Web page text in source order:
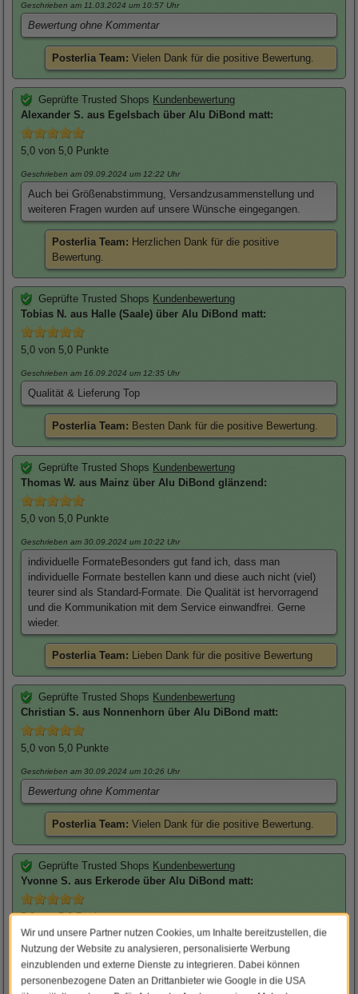
Geschrieben am 11.03.2024 um 10:57 Uhr
Bewertung ohne Kommentar
Posterlia Team: Vielen Dank für die positive Bewertung.
Geprüfte Trusted Shops Kundenbewertung
Alexander S. aus Egelsbach überAlu DiBond matt:
5,0 von 5,0 Punkte
Geschrieben am 09.09.2024 um 12:22 Uhr
Auch bei Größenabstimmung, Versandzusammenstellung und
weiteren Fragen wurden auf unsere Wünsche eingegangen.
Posterlia Team: Herzlichen Dank für die positive
Bewertung.
Geprüfte Trusted Shops Kundenbewertung
Tobias N. aus Halle (Saale) überAlu DiBond matt:
5,0 von 5,0 Punkte
Geschrieben am 16.09.2024 um 12:35 Uhr
Qualität & Lieferung Top
Posterlia Team: Besten Dank für die positive Bewertung.
Geprüfte Trusted Shops Kundenbewertung
Thomas W. aus Mainz überAlu DiBond glänzend :
5,0 von 5,0 Punkte
Geschrieben am 30.09.2024 um 10:22 Uhr
individuelle FormateBesonders gut fand ich, dass man
individuelle Formate bestellen kann und diese auch nicht (viel)
teurer sind als Standard-Formate. Die Qualität ist hervorragend
und die Kommunikation mit dem Service einwandfrei. Gerne
wieder.
Posterlia Team: Lieben Dank für die positive Bewertung
Geprüfte Trusted Shops Kundenbewertung
Christian S. aus Nonnenhorn überAlu DiBond matt:
5,0 von 5,0 Punkte
Geschrieben am 30.09.2024 um 10:26 Uhr
Bewertung ohne Kommentar
Posterlia Team: Vielen Dank für die positive Bewertung.
Geprüfte Trusted Shops Kundenbewertung
Yvonne S. aus Erkerode überAlu DiBond matt:
5,0von 5,0 Punkte
Zuverlässiger und freundlicher Kundenservicesehr freundliche
und zuverlässige telefonische Beratung, schneller Versand,
sichere Verpackung des großen BildesIch kann den Shop sehr
Wir und unsere Partner nutzen Cookies, um Inhalte bereitzustellen, die
Nutzung der Website zu analysieren, personalisierte Werbung
einzublenden und externe Dienste zu integrieren. Dabei können
personenbezogene Daten an Drittanbieter wie Google in die USA